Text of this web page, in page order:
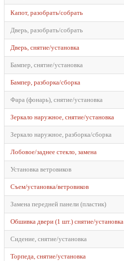
Капот, разобрать/собрать
Дверь, разобрать/собрать
Дверь, снятие/установка
Бампер, снятие/установка
Бампер, разборка/сборка
Фара (фонарь), снятие/установка
Зеркало наружное, снятие/установка
Зеркало наружное, разборка/сборка
Лобовое/заднее стекло, замена
Установка ветровиков
Съем/установка/ветровиков
Замена передней панели (пластик)
Обшивка двери (1 шт.) снятие/установка
Сидение, снятие/установка
Торпеда, снятие/установка